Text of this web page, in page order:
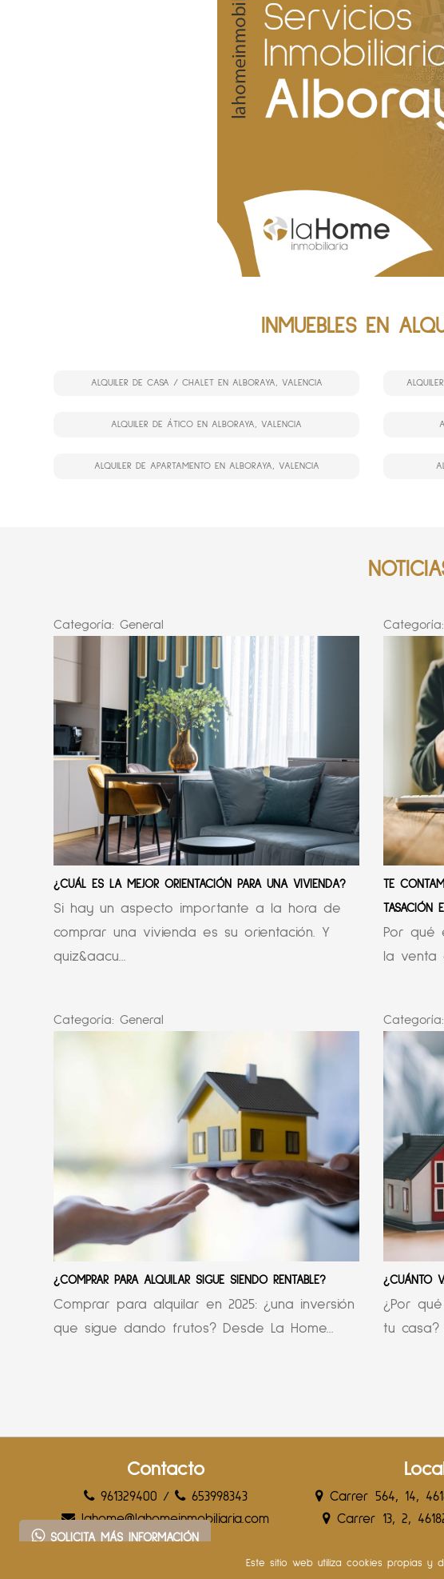
INMUEBLES EN
ALQUILER DE CASA / CHALET EN ALBORAYA, VALENCIA
ALQUILER DE ÁTICO EN ALBORAYA, VALENCIA
ALQUILER DE APARTAMENTO EN ALBORAYA, VALENCIA
Categoría: General
¿CUÁL ES LA MEJOR ORIENTACIÓN PARA UNA VIVIENDA?
Si hay un aspecto importante a la hora de
comprar una vivienda es su orientación. Y
quiz&aacu...
TE
TASACIÓN
Por qué
la venta
Categoría: General
¿COMPRAR PARA ALQUILAR SIGUE SIENDO RENTABLE?
Comprar para alquilar en 2025: ¿una inversión
que sigue dando frutos? Desde La Home...
¿CUÁNTO
¿Por
tu
Contacto
961329400 /
653998343
lahome@lahomeinmobiliaria.com
Carrer 564, 14,
Carrer 13, 2,
SOLICITA MÁS INFORMACIÓN
Este sitio web utiliza cookies propias y